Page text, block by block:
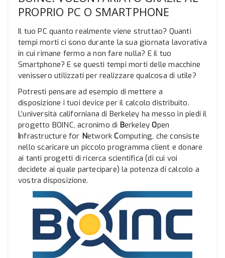
PROPRIO PC O SMARTPHONE
Il tuo PC quanto realmente viene struttao? Quanti
tempi morti ci sono durante la sua giornata lavorativa
in cui rimane fermo a non fare nulla? E il tuo
Smartphone? E se questi tempi morti delle macchine
venissero utilizzati per realizzare qualcosa di utile?
Potresti pensare ad esempio di mettere a
disposizione i tuoi device per il calcolo distribuito.
L’università californiana di Berkeley ha messo in piedi il
progetto BOINC, acronimo di BerkeleyOpen
Infrastructure for NetworkComputing, che consiste
nello scaricare un piccolo programma client e donare
ai tanti progetti di ricerca scientifica (di cui voi
decidete ai quale partecipare) la potenza di calcolo a
vostra disposizione.